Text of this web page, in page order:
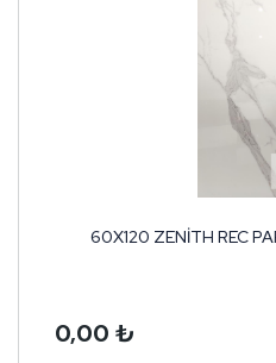
60X120 ZENİTH REC
0,00 ₺